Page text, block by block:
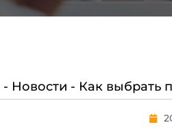
- Новости - Как выбрать